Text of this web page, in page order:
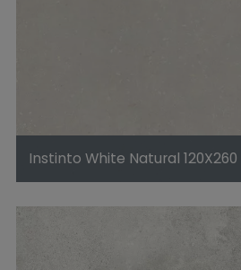
Instinto White Natural 120X260